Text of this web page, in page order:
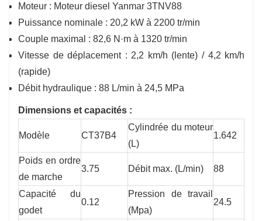
Moteur : Moteur diesel Yanmar 3TNV88
Puissance nominale : 20,2 kW à 2200 tr/min
Couple maximal : 82,6 N·m à 1320 tr/min
Vitesse de déplacement : 2,2 km/h (lente) / 4,2 km/h
(rapide)
Débit hydraulique : 88 L/min à 24,5 MPa
Dimensions et capacités :
Modèle CT37B4
Cylindrée du moteur
(L)
1.642
Poids en ordre
de marche
3.75 Débit max. (L/min) 88
Capacité du
godet
0.12
Pression de travail
(Mpa)
24.5